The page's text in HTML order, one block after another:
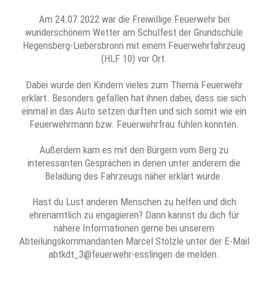
Am 24.07.2022 war die Freiwillige Feuerwehr bei
wunderschönem Wetter am Schulfest der Grundschule
Hegensberg-Liebersbronn mit einem Feuerwehrfahrzeug
(HLF 10) vor Ort.
Dabei wurde den Kindern vieles zum Thema Feuerwehr
erklärt. Besonders gefallen hat ihnen dabei, dass sie sich
einmal in das Auto setzen durften und sich somit wie ein
Feuerwehrmann bzw. Feuerwehrfrau fühlen konnten.
Außerdem kam es mit den Bürgern vom Berg zu
interessanten Gesprächen in denen unter anderem die
Beladung des Fahrzeugs näher erklärt wurde.
Hast du Lust anderen Menschen zu helfen und dich
ehrenamtlich zu engagieren? Dann kannst du dich für
nähere Informationen gerne bei unserem
Abteilungskommandanten Marcel Stölzle unter der E-Mail
abtkdt_3@feuerwehr-esslingen.de melden.